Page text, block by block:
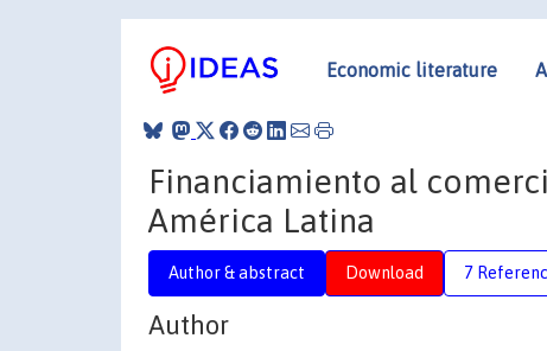
Economic literature
Financiamiento al
América Latina
Author & abstract Download 7
Author